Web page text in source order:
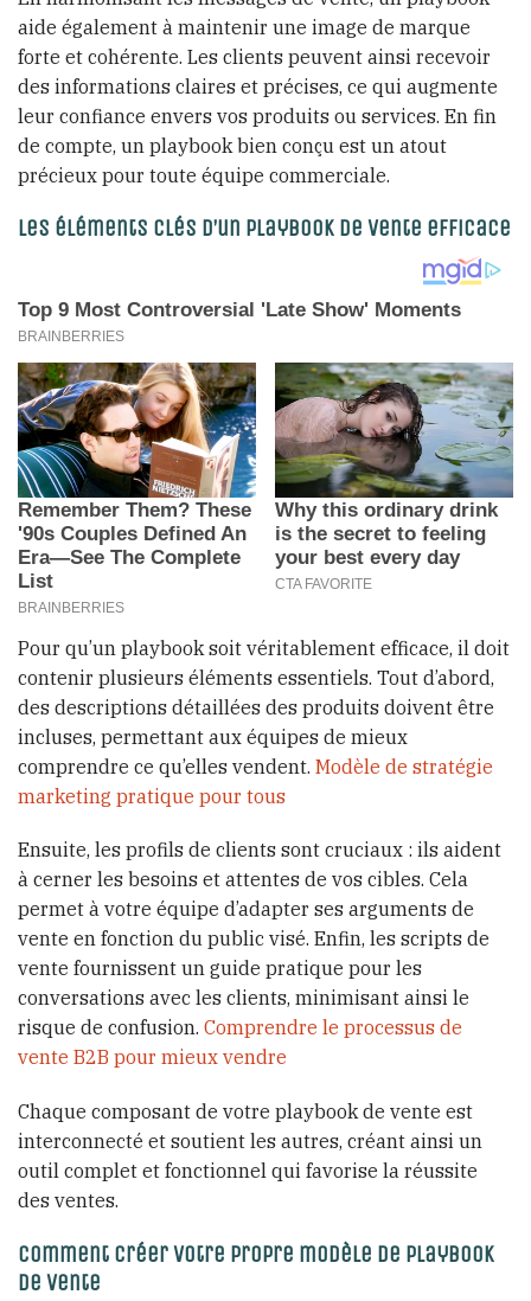
aide également à maintenir une image de marque
forte et cohérente. Les clients peuvent ainsi recevoir
des informations claires et précises, ce qui augmente
leur confiance envers vos produits ou services. En fin
de compte, un playbook bien conçu est un atout
précieux pour toute équipe commerciale.
Les éléments clés d’un playbook de vente efficace
Pour qu’un playbook soit véritablement efficace, il doit
contenir plusieurs éléments essentiels. Tout d’abord,
des descriptions détaillées des produits doivent être
incluses, permettant aux équipes de mieux
comprendre ce qu’elles vendent. Modèle de stratégie
marketing pratique pour tous
Ensuite, les profils de clients sont cruciaux : ils aident
à cerner les besoins et attentes de vos cibles. Cela
permet à votre équipe d’adapter ses arguments de
vente en fonction du public visé. Enfin, les scripts de
vente fournissent un guide pratique pour les
conversations avec les clients, minimisant ainsi le
risque de confusion. Comprendre le processus de
vente B2B pour mieux vendre
Chaque composant de votre playbook de vente est
interconnecté et soutient les autres, créant ainsi un
outil complet et fonctionnel qui favorise la réussite
des ventes.
Comment créer votre propre modèle de playbook
de vente